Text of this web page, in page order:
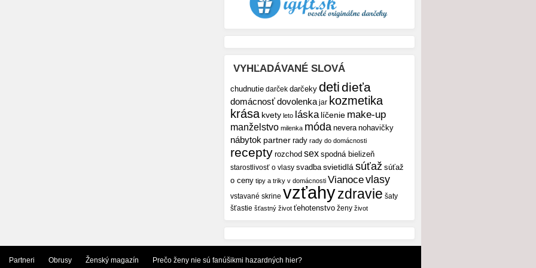
VYHĽADÁVANÉ SLOVÁ
chudnutie darček darčeky detidieťa
domácnosťdovolenka jar kozmetika
krása kvety leto láska líčenie make-up
manželstvo milenka móda nevera nohavičky
nábytok partner rady rady do domácnosti
recepty rozchod sex spodná bielizeň
starostlivosť o vlasy svadba svietidlá súťaž súťaž
o ceny tipy a triky v domácnosti Vianocevlasy
vstavané skrine vzťahyzdravie šaty
šťastie šťastný život ťehotenstvo ženy život
Partneri Obrusy Ženský magazín Prečo ženy nie sú fanúšikmi hazardných hier?